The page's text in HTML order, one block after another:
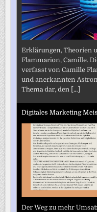
Erklärungen, Theorien
Flammarion, Camille.
verfasst von Camille
und anerkannten
Thema dar, den [...]
Digitales Marketing
Der Weg zu mehr